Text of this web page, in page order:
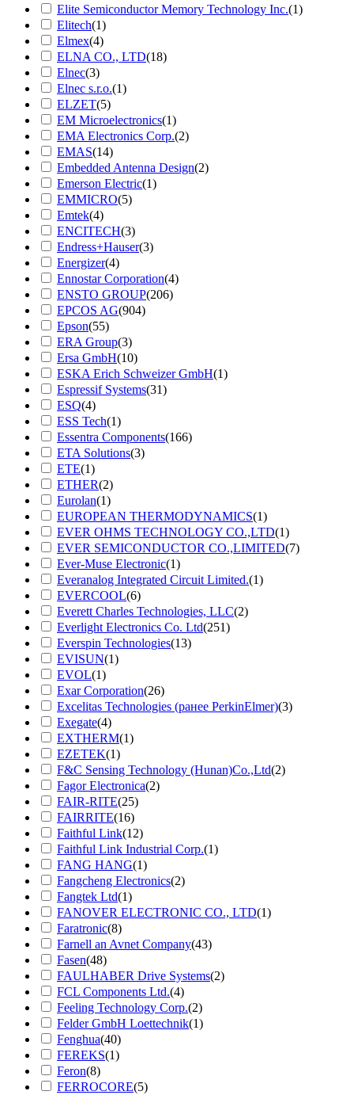
Elite Semiconductor Memory Technology Inc.(1)
Elitech(1)
Elmex(4)
ELNA CO., LTD(18)
Elnec(3)
Elnec s.r.o.(1)
ELZET(5)
EM Microelectronics(1)
EMA Electronics Corp.(2)
EMAS(14)
Embedded Antenna Design(2)
Emerson Electric(1)
EMMICRO(5)
Emtek(4)
ENCITECH(3)
Endress+Hauser(3)
Energizer(4)
Ennostar Corporation(4)
ENSTO GROUP(206)
EPCOS AG(904)
Epson(55)
ERA Group(3)
Ersa GmbH(10)
ESKA Erich Schweizer GmbH(1)
Espressif Systems(31)
ESQ(4)
ESS Tech(1)
Essentra Components(166)
ETA Solutions(3)
ETE(1)
ETHER(2)
Eurolan(1)
EUROPEAN THERMODYNAMICS(1)
EVER OHMS TECHNOLOGY CO.,LTD(1)
EVER SEMICONDUCTOR CO.,LIMITED(7)
Ever-Muse Electronic(1)
Everanalog Integrated Circuit Limited.(1)
EVERCOOL(6)
Everett Charles Technologies, LLC(2)
Everlight Electronics Co. Ltd(251)
Everspin Technologies(13)
EVISUN(1)
EVOL(1)
Exar Corporation(26)
Excelitas Technologies (ранее PerkinElmer)(3)
Exegate(4)
EXTHERM(1)
EZETEK(1)
F&C Sensing Technology (Hunan)Co.,Ltd(2)
Fagor Electronica(2)
FAIR-RITE(25)
FAIRRITE(16)
Faithful Link(12)
Faithful Link Industrial Corp.(1)
FANG HANG(1)
Fangcheng Electronics(2)
Fangtek Ltd(1)
FANOVER ELECTRONIC CO., LTD(1)
Faratronic(8)
Farnell an Avnet Company(43)
Fasen(48)
FAULHABER Drive Systems(2)
FCL Components Ltd.(4)
Feeling Technology Corp.(2)
Felder GmbH Loettechnik(1)
Fenghua(40)
FEREKS(1)
Feron(8)
FERROCORE(5)